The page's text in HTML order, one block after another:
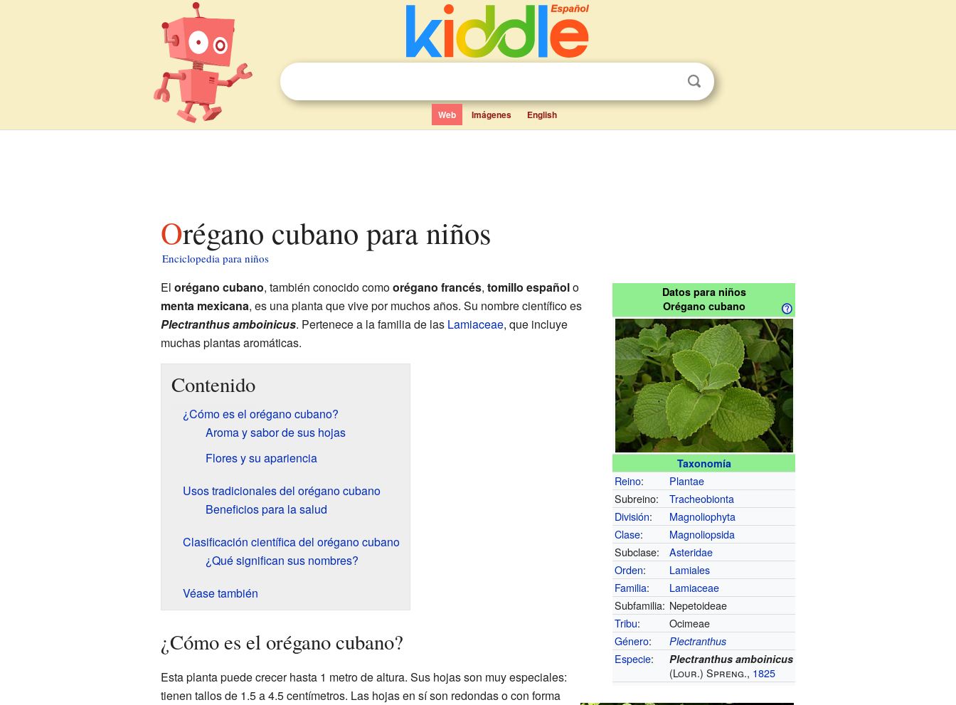
Web Imágenes English
Orégano cubano para niños
Enciclopedia para niños
Datos para niños
Orégano cubano
Taxonomía
Reino:
Plantae
Subreino:
Tracheobionta
División:
Magnoliophyta
Clase:
Magnoliopsida
Subclase:
Asteridae
Orden:
Lamiales
Familia:
Lamiaceae
Subfamilia: Nepetoideae
Tribu:
Ocimeae
Género: Plectranthus
Especie: Plectranthus amboinicus
(Lour.) Spreng., 1825
El orégano cubano, también conocido comoorégano francés, tomillo españolo
menta mexicana, es una planta que vive por muchos años. Su nombre científico es
Plectranthus amboinicus. Pertenece a la familia de las Lamiaceae, que incluye
muchas plantas aromáticas.
Contenido
¿Cómo es el orégano cubano?
Aroma y sabor de sus hojas
Flores y su apariencia
Usos tradicionales del orégano cubano
Beneficios para la salud
Clasificación científica del orégano cubano
¿Qué significan sus nombres?
Véase también
¿Cómo es el orégano cubano?
Esta planta puede crecer hasta 1 metro de altura. Sus hojas son muy especiales:
tienen tallos de 1.5 a 4.5 centímetros. Las hojas en sí son redondas o con forma